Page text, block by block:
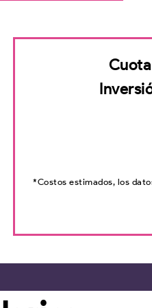
*Costos estimados, los